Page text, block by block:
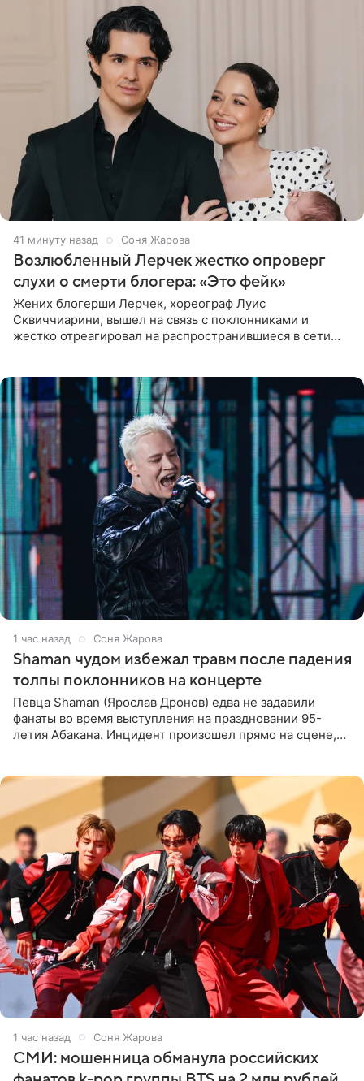
41 минуту назад Соня Жарова
Возлюбленный Лерчек жестко опроверг
слухи о смерти блогера: «Это фейк»
Жених блогерши Лерчек, хореограф Луис
Сквиччиарини, вышел на связь с поклонниками и
жестко отреагировал на распространившиеся в сети
1 час назад Соня Жарова
Shaman чудом избежал травм после падения
толпы поклонников на концерте
Певца Shaman (Ярослав Дронов) едва не задавили
фанаты во время выступления на праздновании 95-
летия Абакана. Инцидент произошел прямо на сцене,
1 час назад Соня Жарова
СМИ: мошенница обманула российских